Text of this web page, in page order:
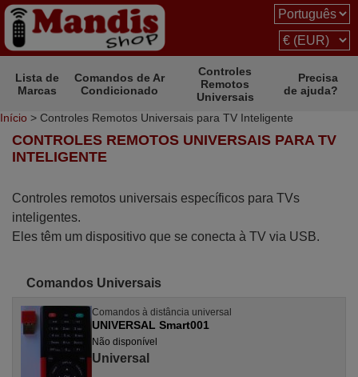
Lista de
Marcas
Comandos de Ar
Condicionado
Controles
Remotos
Universais
Precisa
de ajuda?
Início > Controles Remotos Universais para TV Inteligente
CONTROLES REMOTOS UNIVERSAIS PARA TV
INTELIGENTE
Controles remotos universais específicos para TVs
inteligentes.
Eles têm um dispositivo que se conecta à TV via USB.
Comandos Universais
Comandos à distância universal
UNIVERSAL Smart001
Não disponível
Universal